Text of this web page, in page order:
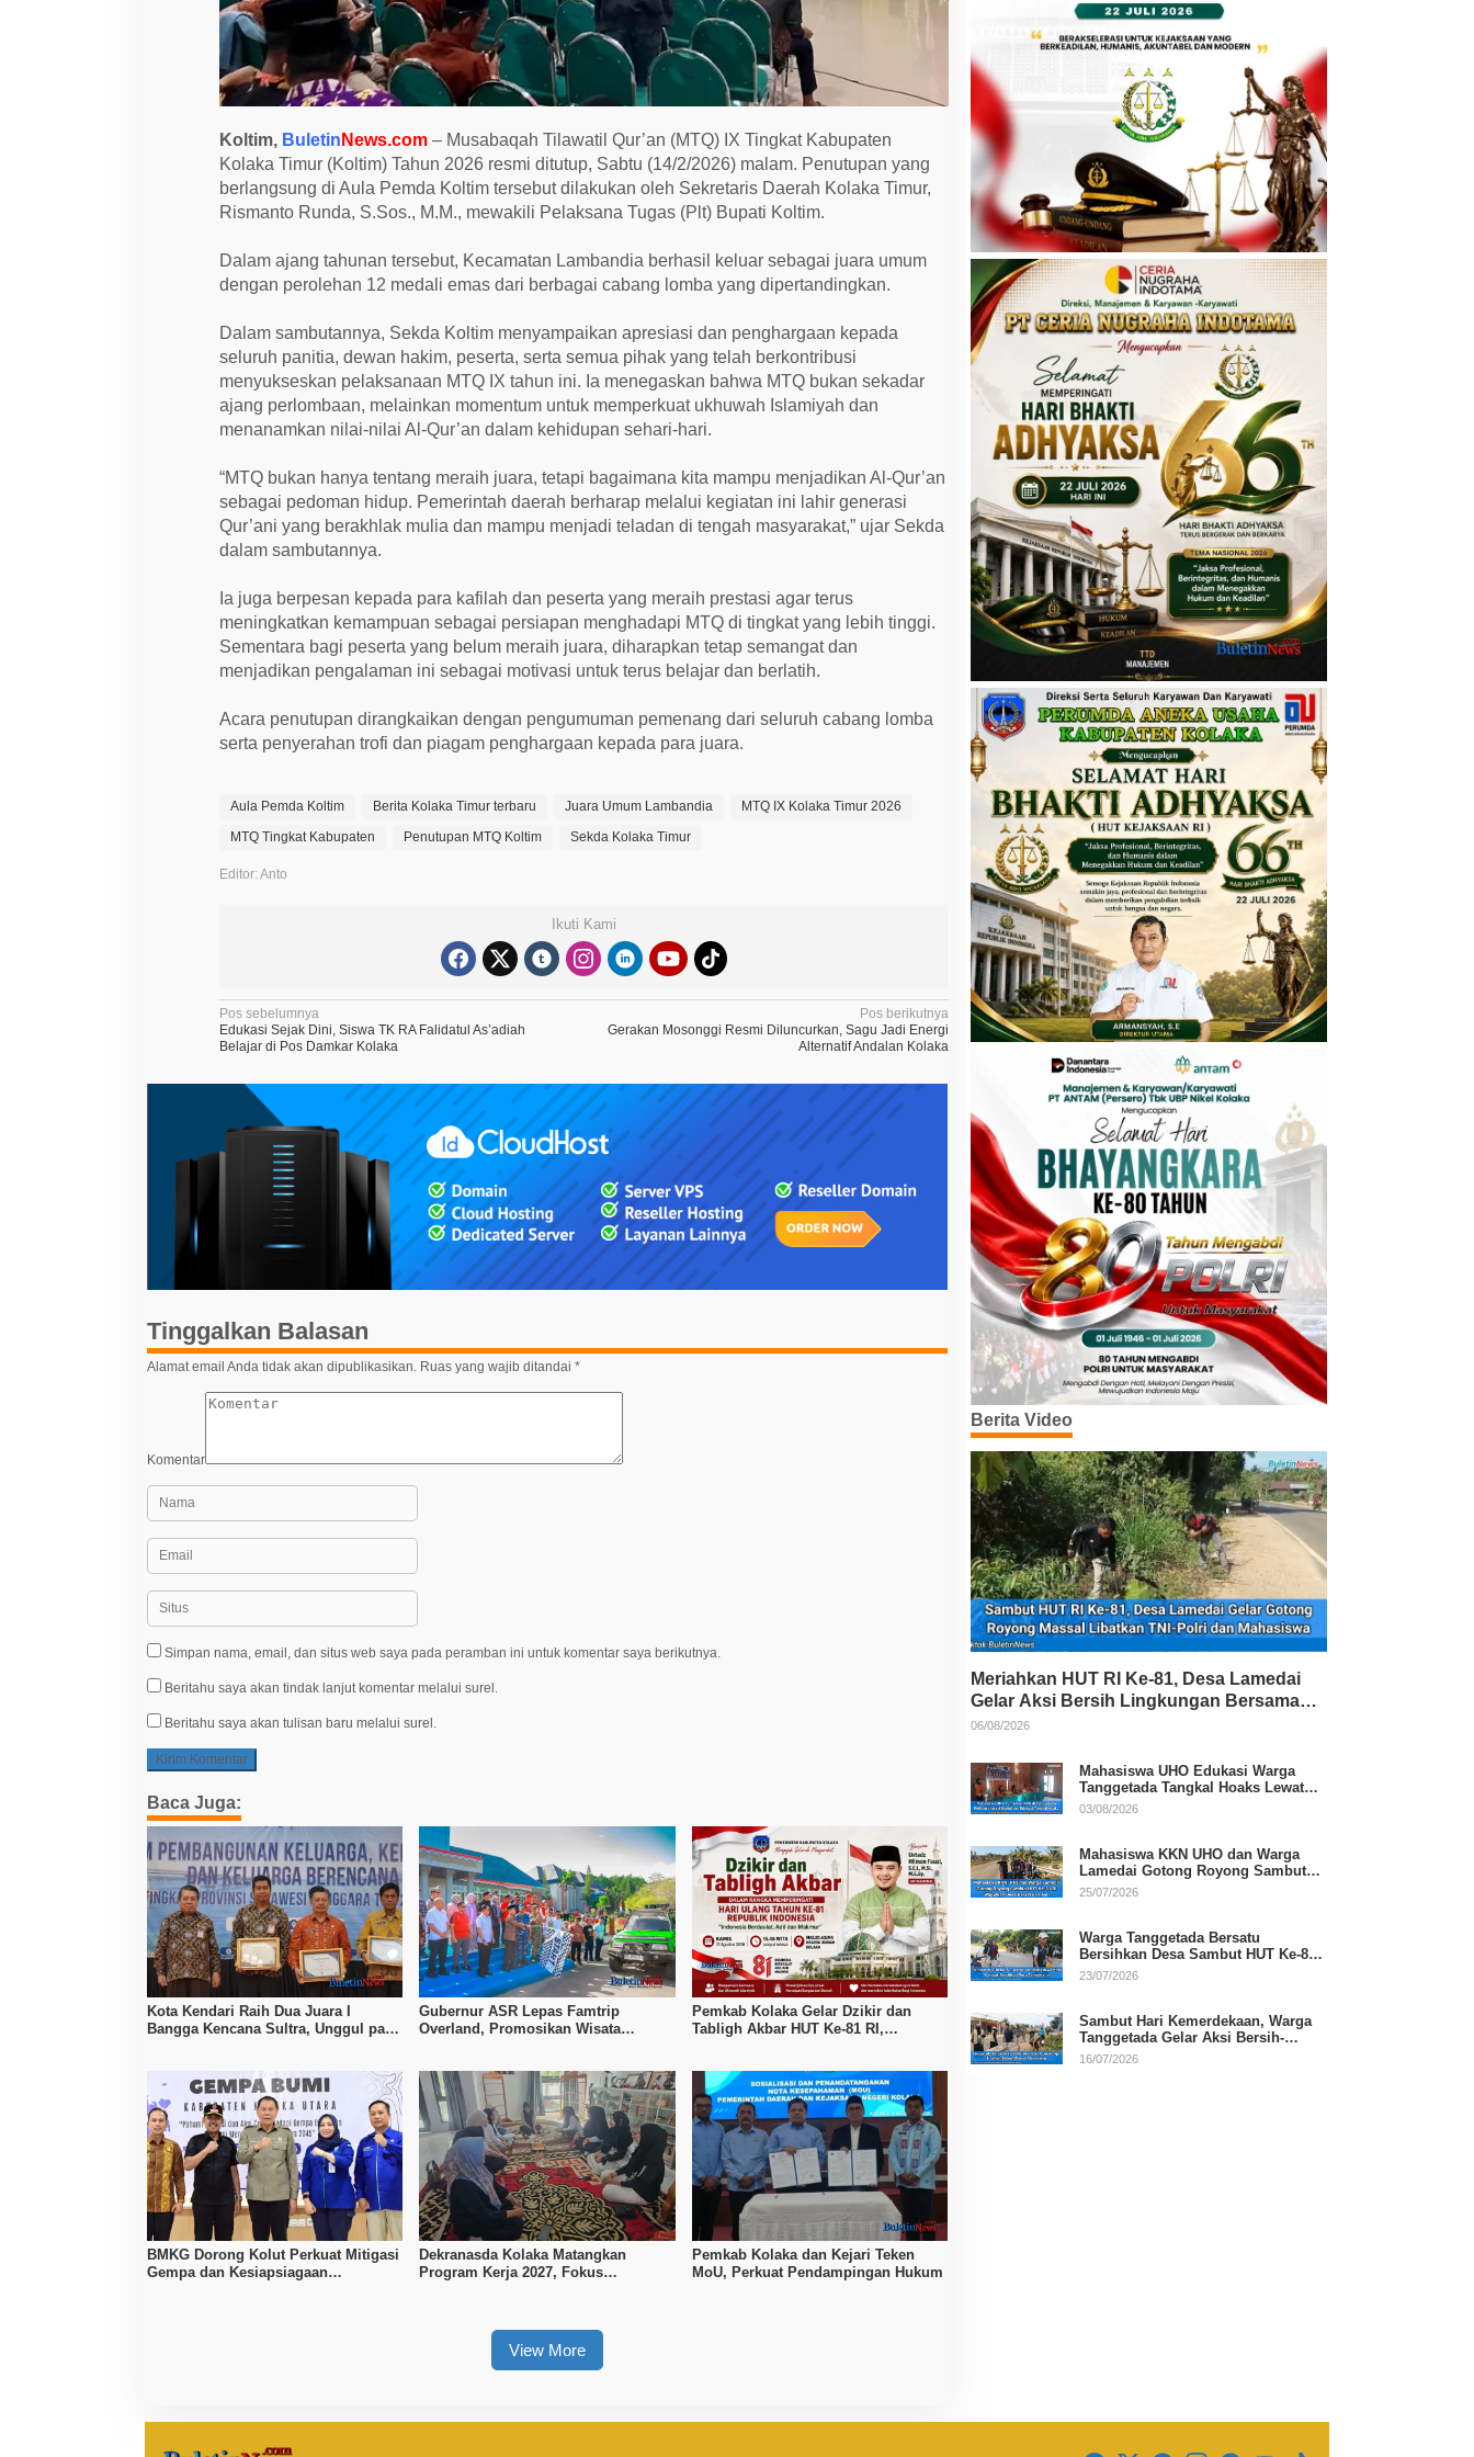
L
a
b
a
n
i
a
i
h
J
a
r
a
U
u
m
Koltim, Buletin News.com – Musabaqah Tilawatil Qur’an (MTQ) IX Tingkat Kabupaten
Kolaka Timur (Koltim) Tahun 2026 resmi ditutup, Sabtu (14/2/2026) malam. Penutupan yang
berlangsung di Aula Pemda Koltim tersebut dilakukan oleh Sekretaris Daerah Kolaka Timur,
Rismanto Runda, S.Sos., M.M., mewakili Pelaksana Tugas (Plt) Bupati Koltim.
Dalam ajang tahunan tersebut, Kecamatan Lambandia berhasil keluar sebagai juara umum
dengan perolehan 12 medali emas dari berbagai cabang lomba yang dipertandingkan.
Dalam sambutannya, Sekda Koltim menyampaikan apresiasi dan penghargaan kepada
seluruh panitia, dewan hakim, peserta, serta semua pihak yang telah berkontribusi
menyukseskan pelaksanaan MTQ IX tahun ini. Ia menegaskan bahwa MTQ bukan sekadar
ajang perlombaan, melainkan momentum untuk memperkuat ukhuwah Islamiyah dan
menanamkan nilai-nilai Al-Qur’an dalam kehidupan sehari-hari.
“MTQ bukan hanya tentang meraih juara, tetapi bagaimana kita mampu menjadikan Al-Qur’an
sebagai pedoman hidup. Pemerintah daerah berharap melalui kegiatan ini lahir generasi
Qur’ani yang berakhlak mulia dan mampu menjadi teladan di tengah masyarakat,” ujar Sekda
dalam sambutannya.
Ia juga berpesan kepada para kafilah dan peserta yang meraih prestasi agar terus
meningkatkan kemampuan sebagai persiapan menghadapi MTQ di tingkat yang lebih tinggi.
Sementara bagi peserta yang belum meraih juara, diharapkan tetap semangat dan
menjadikan pengalaman ini sebagai motivasi untuk terus belajar dan berlatih.
Acara penutupan dirangkaikan dengan pengumuman pemenang dari seluruh cabang lomba
serta penyerahan trofi dan piagam penghargaan kepada para juara.
Aula Pemda Koltim Berita Kolaka Timur terbaru Juara Umum Lambandia
MTQ IX Kolaka Timur 2026
MTQ Tingkat Kabupaten
Penutupan MTQ Koltim Sekda Kolaka Timur
Editor: Anto
Ikuti Kami
N
a
v
g
a
Pos sebelumnya
Edukasi Sejak Dini, Siswa TK RA Falidatul As’adiah
Belajar di Pos Damkar Kolaka
Pos berikutnya
Gerakan Mosonggi Resmi Diluncurkan, Sagu Jadi Energi
Alternatif Andalan Kolaka
Tinggalkan Balasan
Alamat email Anda tidak akan dipublikasikan. Ruas yang wajib ditandai *
Komentar
Simpan nama, email, dan situs web saya pada peramban ini untuk komentar saya berikutnya.
Beritahu saya akan tindak lanjut komentar melalui surel.
Beritahu saya akan tulisan baru melalui surel.
Baca Juga:
Kota Kendari Raih Dua Juara I
Bangga Kencana Sultra, Unggul pada
Gubernur ASR Lepas Famtrip
Overland, Promosikan Wisata
Pemkab Kolaka Gelar Dzikir dan
Tabligh Akbar HUT Ke-81 RI,
BMKG Dorong Kolut Perkuat Mitigasi
Gempa dan Kesiapsiagaan
Dekranasda Kolaka Matangkan
Program Kerja 2027, Fokus
Pemkab Kolaka dan Kejari Teken
MoU, Perkuat Pendampingan Hukum
View More
Berita Video
Meriahkan HUT RI Ke-81, Desa Lamedai
Gelar Aksi Bersih Lingkungan Bersama
TNI-Polri
06/08/2026
Mahasiswa UHO Edukasi Warga
Tanggetada Tangkal Hoaks Lewat
Program Literasi
03/08/2026
Mahasiswa KKN UHO dan Warga
Lamedai Gotong Royong Sambut
HUT Ke-81 RI
25/07/2026
Warga Tanggetada Bersatu
Bersihkan Desa Sambut HUT Ke-81
RI
23/07/2026
Sambut Hari Kemerdekaan, Warga
Tanggetada Gelar Aksi Bersih-
Bersih Desa
16/07/2026